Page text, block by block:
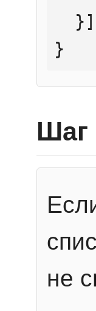
}
Шаг
не